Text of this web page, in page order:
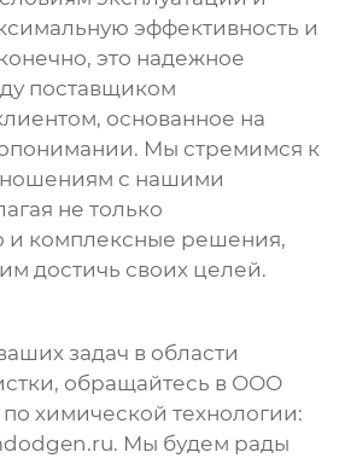
эффективность и
это надежное
поставщиком
основанное на
Мы стремимся к
с нашими
не только
и комплексные решения,
достичь своих целей.
задач в области
, обращайтесь в ООО
химической технологии:
. Мы будем рады